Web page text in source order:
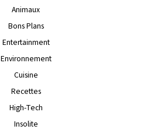
Animaux
Bons Plans
Entertainment
Environnement
Cuisine
Recettes
High-Tech
Insolite